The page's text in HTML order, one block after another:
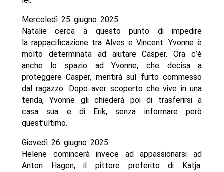
Mercoledì 25 giugno 2025
Natalie cerca a questo punto di impedire
la rappacificazione tra Alves e Vincent. Yvonne è
molto determinata ad aiutare Casper. Ora c’è
anche lo spazio ad Yvonne, che decisa a
proteggere Casper, mentirà sul furto commesso
dal ragazzo. Dopo aver scoperto che vive in una
tenda, Yvonne gli chiederà poi di trasferirsi a
casa sua e di Erik, senza informare però
quest’ultimo.
Giovedì 26 giugno 2025
Helene comincerà invece ad appassionarsi ad
Anton Hagen, il pittore preferito di Katja.